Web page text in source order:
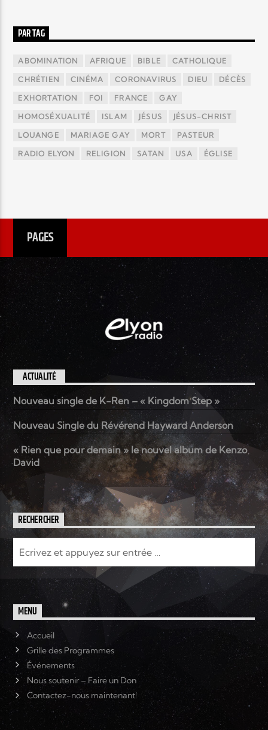
PAR TAG
ABOMINATION AFRIQUE BIBLE CATHOLIQUE
CHRÉTIEN CINÉMA CORONAVIRUS DIEU DÉCÈS
EXHORTATION FOI FRANCE GAY
HOMOSÉXUALITÉ ISLAM JÉSUS JÉSUS-CHRIST
LOUANGE MARIAGE GAY MORT PASTEUR
RADIO ELYON RELIGION SATAN USA ÉGLISE
PAGES
ACTUALITÉ
Nouveau single de K-Ren – « Kingdom Step »
Nouveau Single du Révérend Hayward Anderson
« Rien que pour demain » le nouvel album de Kenzo
David
RECHERCHER
MENU
Accueil
Grille des Programmes
Événements
Nous soutenir – Faire un Don
Contactez-nous maintenant!